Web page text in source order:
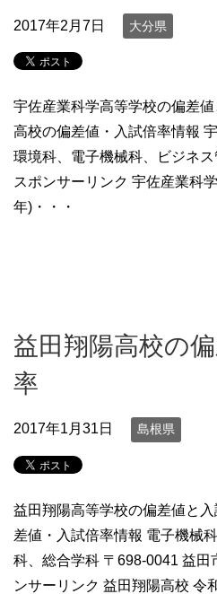
2017年2月7日 大分県
宇佐産業科学高等学校の偏差
高校の偏差値・入試倍率情報
環境科、電子機械科、ビジネ
スポンサーリンク 宇佐産業科
年)・・・
益田翔陽高校の
率
2017年1月31日 島根県
益田翔陽高等学校の偏差値と
差値・入試倍率情報 電子機械
科、総合学科 〒698-0041 益田
ンサーリンク 益田翔陽高校 令